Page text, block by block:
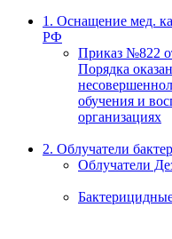
1. Оснащение мед.
РФ
Приказ №822
Порядка
обучения и
организациях
2. Облучатели
Облучатели